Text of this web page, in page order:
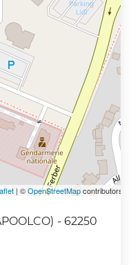
| ©OpenStreetMapcontributors
- 62250